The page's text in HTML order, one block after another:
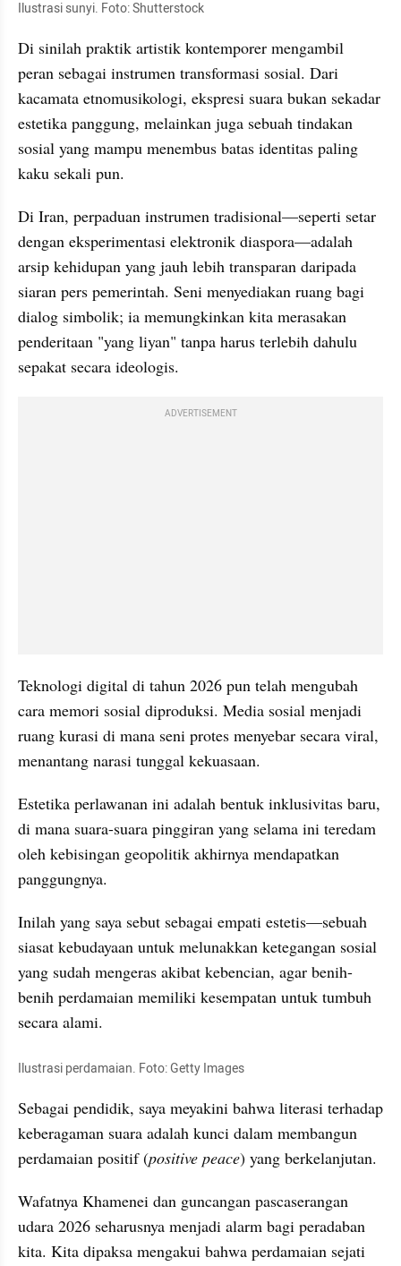
Ilustrasi sunyi. Foto: Shutterstock
Di sinilah praktik artistik kontemporer mengambil
peran sebagai instrumen transformasi sosial. Dari
kacamata etnomusikologi, ekspresi suara bukan sekadar
estetika panggung, melainkan juga sebuah tindakan
sosial yang mampu menembus batas identitas paling
kaku sekali pun.
Di Iran, perpaduan instrumen tradisional—seperti setar
dengan eksperimentasi elektronik diaspora—adalah
arsip kehidupan yang jauh lebih transparan daripada
siaran pers pemerintah. Seni menyediakan ruang bagi
dialog simbolik; ia memungkinkan kita merasakan
penderitaan "yang liyan" tanpa harus terlebih dahulu
sepakat secara ideologis.
ADVERTISEMENT
Teknologi digital di tahun 2026 pun telah mengubah
cara memori sosial diproduksi. Media sosial menjadi
ruang kurasi di mana seni protes menyebar secara viral,
menantang narasi tunggal kekuasaan.
Estetika perlawanan ini adalah bentuk inklusivitas baru,
di mana suara-suara pinggiran yang selama ini teredam
oleh kebisingan geopolitik akhirnya mendapatkan
panggungnya.
Inilah yang saya sebut sebagai empati estetis—sebuah
siasat kebudayaan untuk melunakkan ketegangan sosial
yang sudah mengeras akibat kebencian, agar benih-
benih perdamaian memiliki kesempatan untuk tumbuh
secara alami.
Ilustrasi perdamaian. Foto: Getty Images
Sebagai pendidik, saya meyakini bahwa literasi terhadap
keberagaman suara adalah kunci dalam membangun
perdamaian positif (positive peace) yang berkelanjutan.
Wafatnya Khamenei dan guncangan pascaserangan
udara 2026 seharusnya menjadi alarm bagi peradaban
kita. Kita dipaksa mengakui bahwa perdamaian sejati